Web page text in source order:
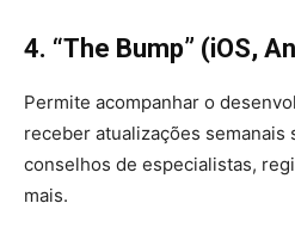
4. “The Bump” (iOS,
Permite acompanhar o
receber atualizações
conselhos de especialistas,
mais.